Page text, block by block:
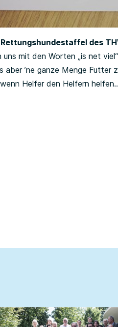
Rettungshundestaffel des
uns mit den Worten „is net
aber ’ne ganze Menge Futter
Helfer den Helfern